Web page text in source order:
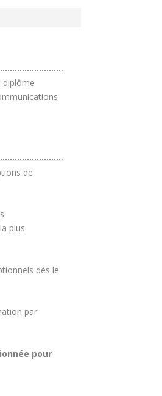
diplôme
de
plus
dès le
par
pour